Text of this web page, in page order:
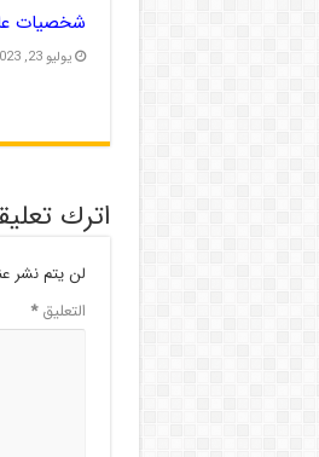
شخصیات
يوليو 23, 2023
اترك
لن يتم نشر
التعليق*